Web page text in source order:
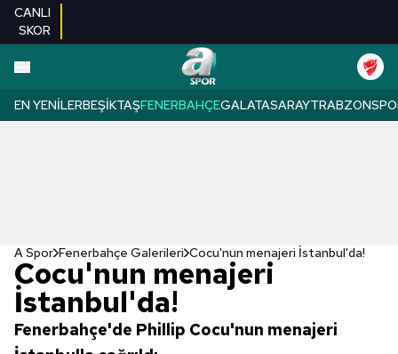
CANLI
SKOR
EN YENILERBEŞIKTAŞFENERBAHÇEGALATASARAY
A Spor Fenerbahçe Galerileri Cocu'nun menajeri İstanbul'da!
Cocu'nun menajeri
İstanbul'da!
Fenerbahçe'de Phillip Cocu'nun menajeri